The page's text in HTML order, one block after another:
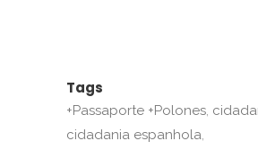
Tags
+Passaporte +Polones
cidadania espanhola